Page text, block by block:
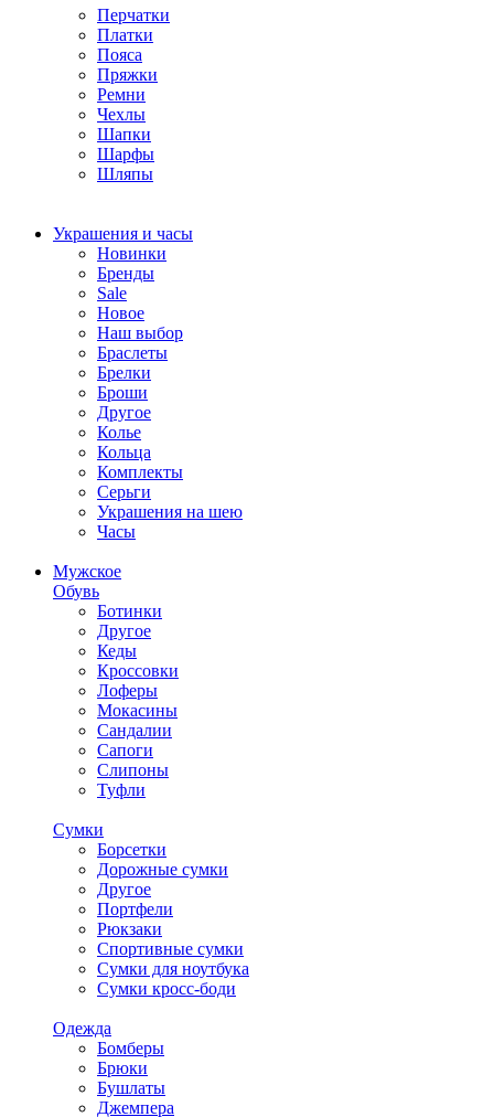
Перчатки
Платки
Пояса
Пряжки
Ремни
Чехлы
Шапки
Шарфы
Шляпы
Украшения и часы
Новинки
Бренды
Sale
Новое
Наш выбор
Браслеты
Брелки
Броши
Другое
Колье
Кольца
Комплекты
Серьги
Украшения на шею
Часы
Мужское
Обувь
Ботинки
Другое
Кеды
Кроссовки
Лоферы
Мокасины
Сандалии
Сапоги
Слипоны
Туфли
Сумки
Борсетки
Дорожные сумки
Другое
Портфели
Рюкзаки
Спортивные сумки
Сумки для ноутбука
Сумки кросс-боди
Одежда
Бомберы
Брюки
Бушлаты
Джемпера